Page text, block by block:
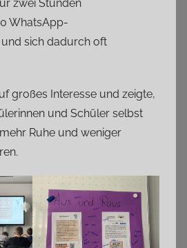
zwei Stunden
WhatsApp-
sich dadurch oft
großes Interesse und zeigte,
und Schüler selbst
Ruhe und weniger